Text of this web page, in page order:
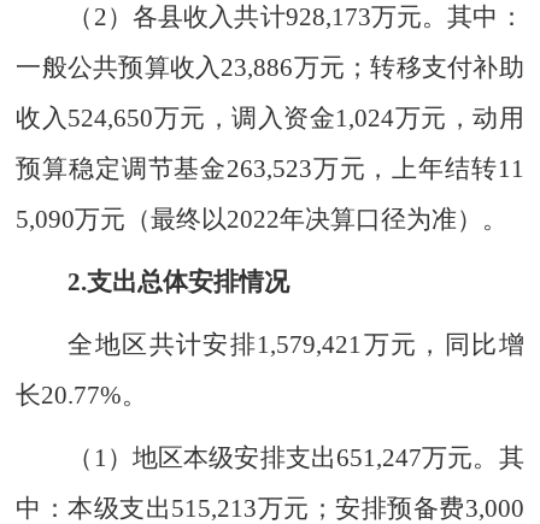
（ 2）各县收入共计928,173万元。其中：
一般公共预算收入 23,886万元；转移支付补助
收入 524,650万元，调入资金1,024万元，动用
预算稳定调节基金263,523万元 ，上年结转11
5,090万元 （最终以2022年决算口径为准） 。
2.支出总体安排情况
全地区共计安排1,579,421 万元， 同比增
长20.77%。
（ 1 ）地区本级安排支出651,247万元。 其
中：本级支出515,213万元；安排预备费3,000